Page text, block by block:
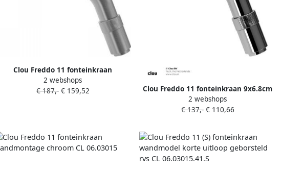
Clou Freddo 11 fonteinkraan
wandmontage rvs geborsteld CL
06.03015.41
2 webshops
€ 187,-€ 159,52
Clou Freddo 11 fonteinkraan 9x6.8cm
korte uitloop met wandmontage
chroom CL 06.03015.S
2 webshops
€ 137,-€ 110,66